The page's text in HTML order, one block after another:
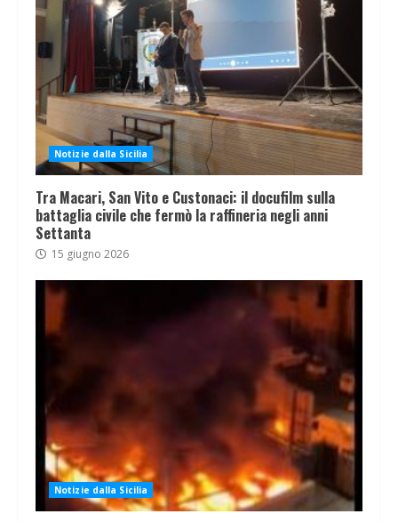
Notizie dalla Sicilia
Tra Macari, San Vito e Custonaci: il docufilm sulla
battaglia civile che fermò la raffineria negli anni
Settanta
15 giugno 2026
Notizie dalla Sicilia